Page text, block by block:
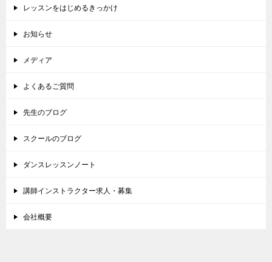
レッスンをはじめるきっかけ
お知らせ
メディア
よくあるご質問
先生のブログ
スクールのブログ
ダンスレッスンノート
講師インストラクター求人・募集
会社概要